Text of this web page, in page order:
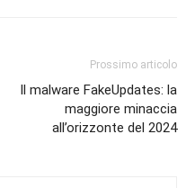
Prossimo articolo
Il malware FakeUpdates: la
maggiore minaccia
all’orizzonte del 2024